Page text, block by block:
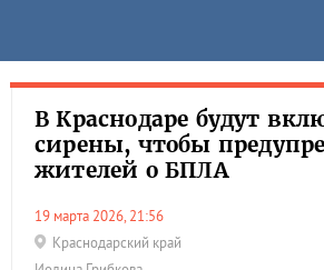
В Краснодаре будут
сирены, чтобы
жителей о БПЛА
19 марта 2026, 21:56
Краснодарский край